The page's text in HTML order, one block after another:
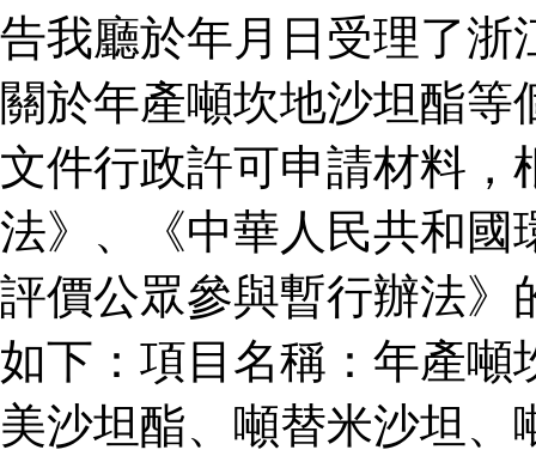
告我廳於年月日受理了浙
關於年產噸坎地沙坦酯
文件行政許可申請材料，
法》、《中華人民共和國
評價公眾參與暫行辦法》
如下：項目名稱：年產噸
美沙坦酯、噸替米沙坦